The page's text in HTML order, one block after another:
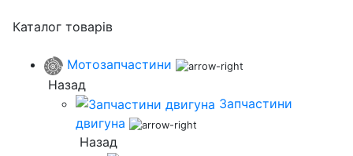
Каталог товарів
Мотозапчастини
Назад
Запчастини
двигуна
Назад